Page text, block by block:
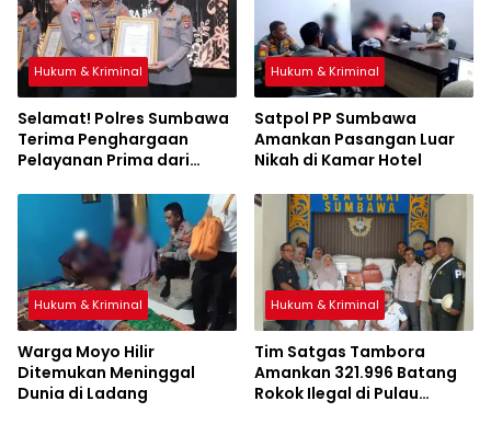
Hukum & Kriminal
Selamat! Polres Sumbawa
Terima Penghargaan
Pelayanan Prima dari
Hukum & Kriminal
Satpol PP Sumbawa
Amankan Pasangan Luar
Nikah di Kamar Hotel
Hukum & Kriminal
Warga Moyo Hilir
Ditemukan Meninggal
Dunia di Ladang
Hukum & Kriminal
Tim Satgas Tambora
Amankan 321.996 Batang
Rokok Ilegal di Pulau